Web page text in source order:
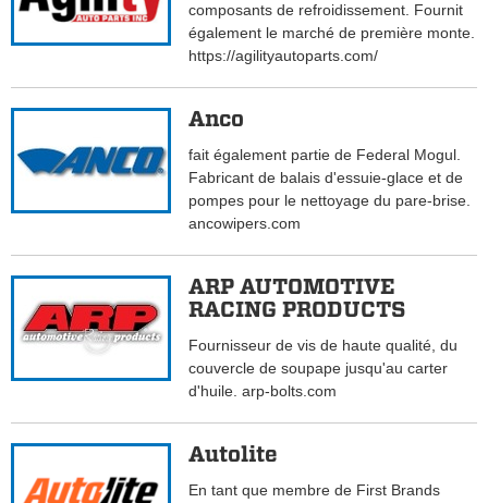
composants de refroidissement. Fournit
également le marché de première monte.
https://agilityautoparts.com/
Anco
fait également partie de Federal Mogul.
Fabricant de balais d'essuie-glace et de
pompes pour le nettoyage du pare-brise.
ancowipers.com
ARP AUTOMOTIVE
RACING PRODUCTS
Fournisseur de vis de haute qualité, du
couvercle de soupape jusqu'au carter
d'huile. arp-bolts.com
Autolite
En tant que membre de First Brands